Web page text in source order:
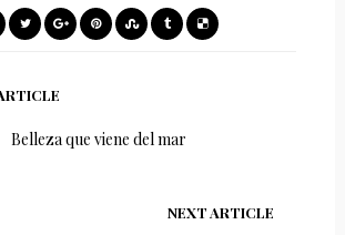
Belleza que viene del mar
NEXT ARTICLE